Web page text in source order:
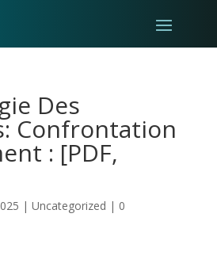
Des
Confrontation
: [PDF,
| Uncategorized | 0